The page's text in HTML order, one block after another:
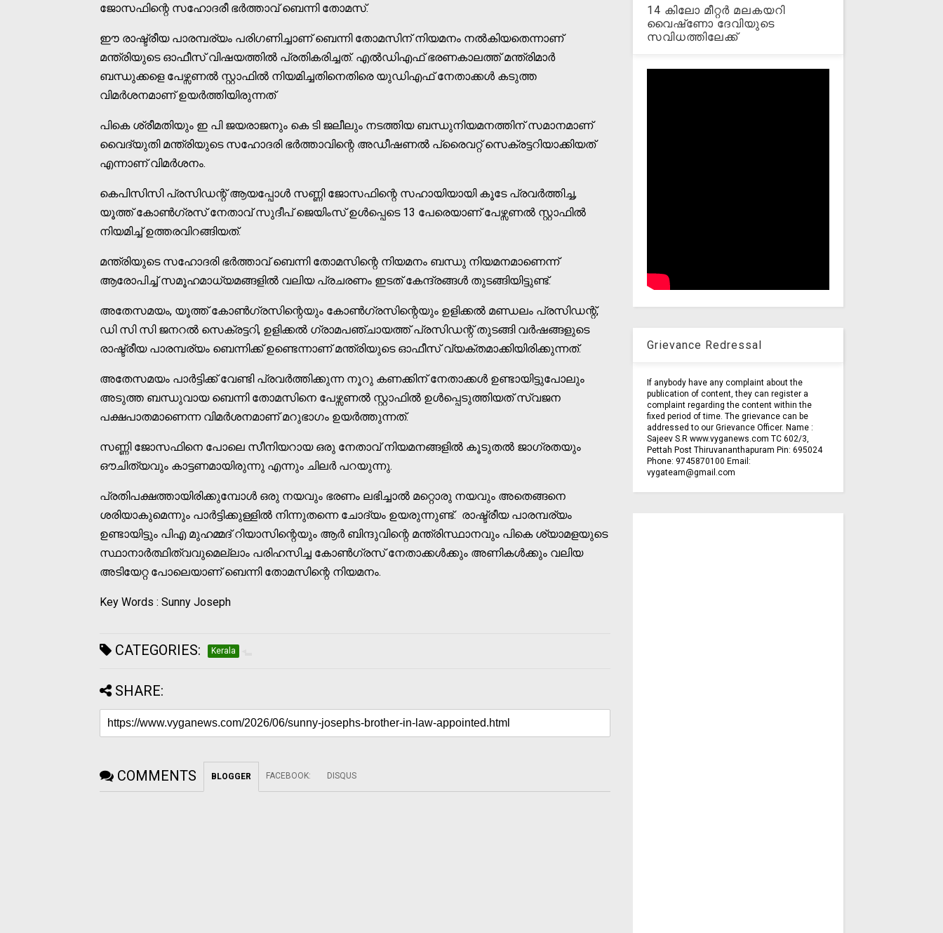
ജോസഫിന്റെ സഹോദരീ ഭർത്താവ് ബെന്നി തോമസ്.
ഈ രാഷ്ട്രീയ പാരമ്പര്യം പരിഗണിച്ചാണ് ബെന്നി തോമസിന് നിയമനം നൽകിയതെന്നാണ്
മന്ത്രിയുടെ ഓഫീസ് വിഷയത്തിൽ പ്രതികരിച്ചത്. എൽഡിഎഫ് ഭരണകാലത്ത് മന്ത്രിമാർ
ബന്ധുക്കളെ പേഴ്സണൽ സ്റ്റാഫിൽ നിയമിച്ചതിനെതിരെ യുഡിഎഫ് നേതാക്കൾ കടുത്ത
വിമർശനമാണ് ഉയർത്തിയിരുന്നത്
പികെ ശ്രീമതിയും ഇ പി ജയരാജനും കെ ടി ജലീലും നടത്തിയ ബന്ധുനിയമനത്തിന് സമാനമാണ്
വൈദ്യുതി മന്ത്രിയുടെ സഹോദരി ഭർത്താവിന്റെ അഡീഷണൽ പ്രൈവറ്റ് സെക്രട്ടറിയാക്കിയത്
എന്നാണ് വിമർശനം.
കെപിസിസി പ്രസിഡന്റ്‌ ആയപ്പോൾ സണ്ണി ജോസഫിന്റെ സഹായിയായി കൂടേ പ്രവർത്തിച്ച,
യൂത്ത് കോൺഗ്രസ്‌ നേതാവ് സുദീപ് ജെയിംസ് ഉൾപ്പെടെ 13 പേരെയാണ് പേഴ്സണൽ സ്റ്റാഫിൽ
നിയമിച്ച് ഉത്തരവിറങ്ങിയത്.
മന്ത്രിയുടെ സഹോദരി ഭർത്താവ് ബെന്നി തോമസിന്റെ നിയമനം ബന്ധു നിയമനമാണെന്ന്
ആരോപിച്ച് സമൂഹമാധ്യമങ്ങളിൽ വലിയ പ്രചരണം ഇടത് കേന്ദ്രങ്ങൾ തുടങ്ങിയിട്ടുണ്ട്.
അതേസമയം, യൂത്ത് കോൺഗ്രസിന്റെയും കോൺഗ്രസിന്റെയും ഉളിക്കൽ മണ്ഡലം പ്രസിഡന്റ്‌,
ഡി സി സി ജനറൽ സെക്രട്ടറി, ഉളിക്കൽ ഗ്രാമപഞ്ചായത്ത് പ്രസിഡന്റ്‌ തുടങ്ങി വർഷങ്ങളുടെ
രാഷ്ട്രീയ പാരമ്പര്യം ബെന്നിക്ക് ഉണ്ടെന്നാണ് മന്ത്രിയുടെ ഓഫീസ് വ്യക്തമാക്കിയിരിക്കുന്നത്.
അതേസമയം പാർട്ടിക്ക് വേണ്ടി പ്രവർത്തിക്കുന്ന നൂറു കണക്കിന് നേതാക്കൾ ഉണ്ടായിട്ടുപോലും
അടുത്ത ബന്ധുവായ ബെന്നി തോമസിനെ പേഴ്സണൽ സ്റ്റാഫിൽ ഉൾപ്പെടുത്തിയത് സ്വജന
പക്ഷപാതമാണെന്ന വിമർശനമാണ് മറുഭാഗം ഉയർത്തുന്നത്.
സണ്ണി ജോസഫിനെ പോലെ സീനിയറായ ഒരു നേതാവ് നിയമനങ്ങളിൽ കൂടുതൽ ജാഗ്രതയും
ഔചിത്യവും കാട്ടണമായിരുന്നു എന്നും ചിലർ പറയുന്നു.
പ്രതിപക്ഷത്തായിരിക്കുമ്പോൾ ഒരു നയവും ഭരണം ലഭിച്ചാൽ മറ്റൊരു നയവും അതെങ്ങനെ
ശരിയാകുമെന്നും പാർട്ടിക്കുള്ളിൽ നിന്നുതന്നെ ചോദ്യം ഉയരുന്നുണ്ട്. രാഷ്ട്രീയ പാരമ്പര്യം
ഉണ്ടായിട്ടും പിഎ മുഹമ്മദ്‌ റിയാസിന്റെയും ആർ ബിന്ദുവിന്റെ മന്ത്രിസ്ഥാനവും പികെ ശ്യാമളയുടെ
സ്ഥാനാർത്ഥിത്വവുമെല്ലാം പരിഹസിച്ച കോൺഗ്രസ്‌ നേതാക്കൾക്കും അണികൾക്കും വലിയ
അടിയേറ്റ പോലെയാണ് ബെന്നി തോമസിന്റെ നിയമനം.
Key Words : Sunny Joseph
CATEGORIES: Kerala
SHARE:
COMMENTS BLOGGER FACEBOOK: DISQUS
14 കിലോ മീറ്റര്‍ മലകയറി
വൈഷ്‌ണോ ദേവിയുടെ
സവിധത്തിലേക്ക്
Grievance Redressal
If anybody have any complaint about the
publication of content, they can register a
complaint regarding the content within the
fixed period of time. The grievance can be
addressed to our Grievance Officer. Name :
Sajeev S.R www.vyganews.com TC 602/3,
Pettah Post Thiruvananthapuram Pin: 695024
Phone: 9745870100 Email:
vygateam@gmail.com